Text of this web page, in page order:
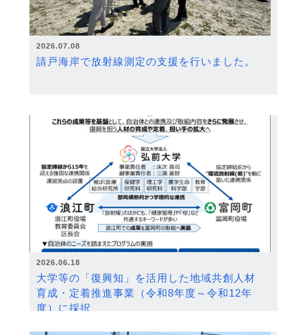
2026.07.08
請戸海岸で放射線測定の支援を行いました。
2026.06.18
大学等の「復興知」を活用した地域共創人材
育成・定着推進事業（令和8年度～令和12年
度）に採択